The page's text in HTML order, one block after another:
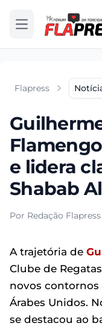
Abrir menu
Flapress
e lidera
Shabab
Por Redação
A trajetória de
Clube de
novos contornos
Árabes Unidos.
se destacou ao